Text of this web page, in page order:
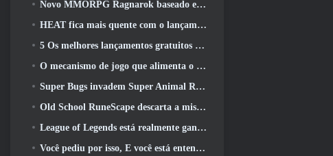
Novo MMORPG Ragnarok baseado em navegador, Anunciado o Universo Ragnarok
HEAT fica mais quente com o lançamento de um novo mapa do deserto
5 Os melhores lançamentos gratuitos para jogar 2025, Ainda vale a pena jogar 2026?
O mecanismo de jogo que alimenta o universo de fragmentos únicos do Eve Online agora é de código aberto
Super Bugs invadem Super Animal Royale na atualização ‘Super Natural’
Old School RuneScape descarta a missão do Grande Mestre ‘The Blood Moon Rises’, Encerrando uma missão de 20 anos
League of Legends está realmente ganhando um modo clássico
Você pediu por isso, E você está entendendo. Guildas agora estão disponíveis em Eterspire